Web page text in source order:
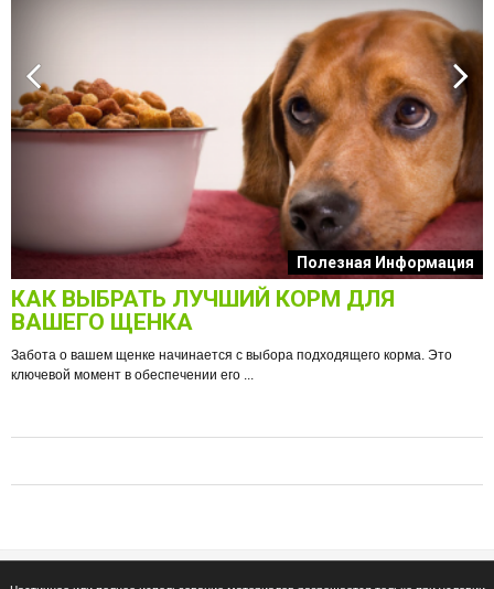
Полезная Информация
КАК ВЫБРАТЬ ЛУЧШИЙ КОРМ ДЛЯ
ВАШЕГО ЩЕНКА
Забота о вашем щенке начинается с выбора подходящего корма. Это
ключевой момент в обеспечении его ...